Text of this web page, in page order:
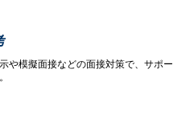
や模擬面接などの面接対策で、サポー